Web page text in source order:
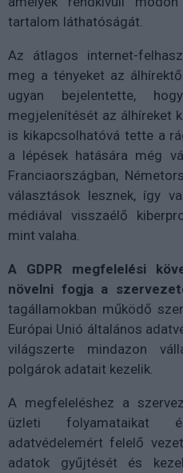
tartalom láthatóságát.
Az átlagos internet-
meg a tényeket az
ugyan bejelentette,
megjelenítését az álhíreket
is kikapcsolhatóvá tette a
a lépések hatására még
Franciaországban,
választások lesznek, így
médiával visszaélő
mint valaha.
A GDPR megfelelési
növelni fogja a
tagállamokban működő
Európai Unió általános
világszerte mindazon
polgárok adatait kezelik.
A megfeleléshez a
üzleti folyamataikat
adatvédelemért felelő
adatok gyűjtését és